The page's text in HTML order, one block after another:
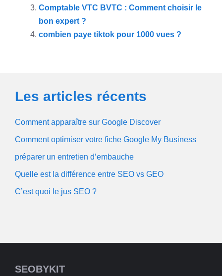
Comptable VTC BVTC : Comment choisir le
bon expert ?
combien paye tiktok pour 1000 vues ?
Les articles récents
Comment apparaître sur Google Discover
Comment optimiser votre fiche Google My Business
préparer un entretien d’embauche
Quelle est la différence entre SEO vs GEO
C’est quoi le jus SEO ?
SEOBYKIT